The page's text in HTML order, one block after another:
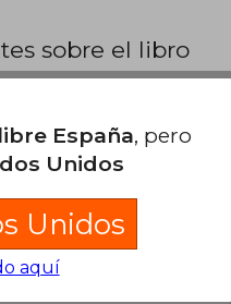
sobre el libro
el
España, pero
Unidos
Unidos
aquí